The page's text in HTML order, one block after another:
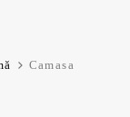
Camasa